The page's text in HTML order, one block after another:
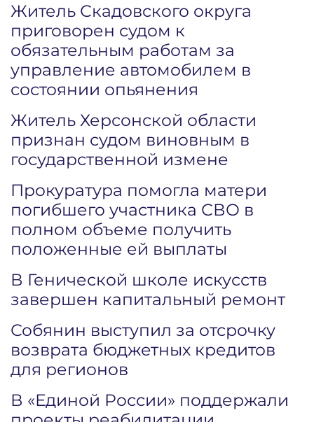
Житель Скадовского округа
приговорен судом к
обязательным работам за
управление автомобилем в
состоянии опьянения
Житель Херсонской области
признан судом виновным в
государственной измене
Прокуратура помогла матери
погибшего участника СВО в
полном объеме получить
положенные ей выплаты
В Генической школе искусств
завершен капитальный ремонт
Собянин выступил за отсрочку
возврата бюджетных кредитов
для регионов
В «Единой России» поддержали